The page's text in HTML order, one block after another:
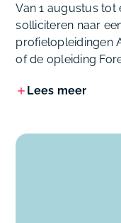
Van 1 augustus tot
solliciteren naar
profielopleidingen
of de opleiding
Lees meer